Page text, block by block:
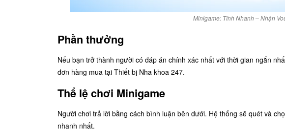
Minigame: Tính Nhanh – Nhận
Phần thưởng
Nếu bạn trở thành người có đáp án chính xác nhất với thời gian ngắn
đơn hàng mua tại Thiết bị Nha khoa 247.
Thể lệ chơi Minigame
Người chơi trả lời bằng cách bình luận bên dưới. Hệ thống sẽ quét và
nhanh nhất.